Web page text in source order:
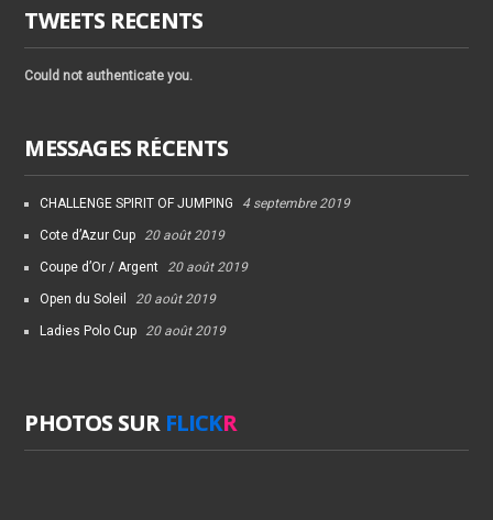
TWEETS RECENTS
Could not authenticate you.
MESSAGES RÉCENTS
CHALLENGE SPIRIT OF JUMPING 4 septembre 2019
Cote d’Azur Cup 20 août 2019
Coupe d’Or / Argent 20 août 2019
Open du Soleil 20 août 2019
Ladies Polo Cup 20 août 2019
PHOTOS SUR FLICKR